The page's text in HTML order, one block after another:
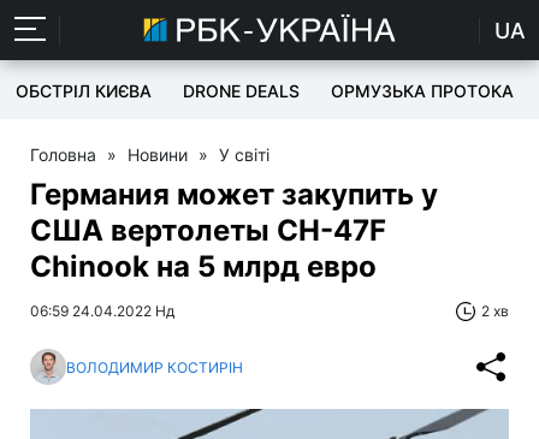
UA
ОБСТРІЛ КИЄВА DRONE DEALS ОРМУЗЬКА ПРОТОКА
Головна » Новини » У світі
Германия может закупить у
США вертолеты CH-47F
Chinook на 5 млрд евро
06:59 24.04.2022 Нд 2 хв
ВОЛОДИМИР КОСТИРІН